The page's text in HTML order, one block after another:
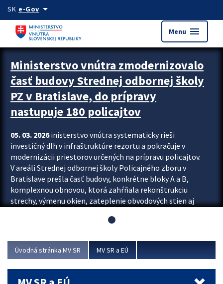
Preskocit na hlavný obsah
SK e-Govarrow_drop_down
Menu menu
Ministerstvo vnútra zmodernizovalo
časť budovy Strednej odbornej školy
PZ v Bratislave, do prípravy
nastupuje 180 policajtov
05. 03. 2026inisterstvo vnútra systematicky rieši
investičný dlh v infraštruktúre rezortu a pokračuje v
modernizácii priestorov určených na prípravu policajtov.
V areáli Strednej odbornej školy Policajného zboru v
Bratislave prešla časť budovy, konkrétne bloky A a B,
komplexnou obnovou, ktorá zahŕňala rekonštrukciu
strechy, výmenu okien, zateplenie obvodových stien aj
aj interiéru, kde vznikli nové učebne a moderné
Viac
Úvodná stránka MV SR MV SR a EÚ